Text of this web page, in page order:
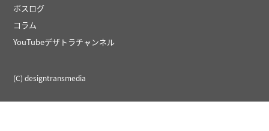
ボスログ
コラム
YouTubeデザトラチャンネル
(C) designtransmedia